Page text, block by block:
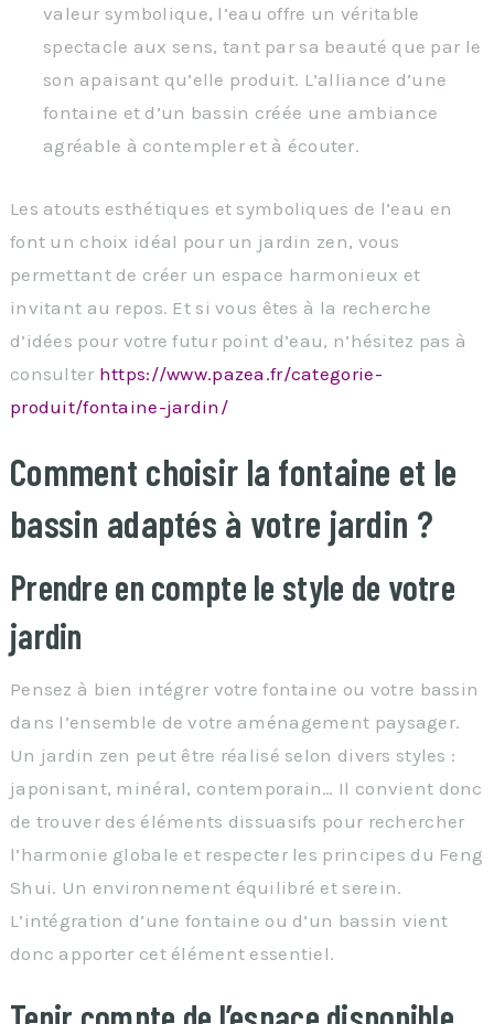
valeur symbolique, l’eau offre un véritable
spectacle aux sens, tant par sa beauté que par le
son apaisant qu’elle produit. L’alliance d’une
fontaine et d’un bassin créée une ambiance
agréable à contempler et à écouter.
Les atouts esthétiques et symboliques de l’eau en
font un choix idéal pour un jardin zen, vous
permettant de créer un espace harmonieux et
invitant au repos. Et si vous êtes à la recherche
d’idées pour votre futur point d’eau, n’hésitez pas à
consulter https://www.pazea.fr/categorie-
produit/fontaine-jardin/
Comment choisir la fontaine et le
bassin adaptés à votre jardin ?
Prendre en compte le style de votre
jardin
Pensez à bien intégrer votre fontaine ou votre bassin
dans l’ensemble de votre aménagement paysager.
Un jardin zen peut être réalisé selon divers styles :
japonisant, minéral, contemporain… Il convient donc
de trouver des éléments dissuasifs pour rechercher
l’harmonie globale et respecter les principes du Feng
Shui. Un environnement équilibré et serein.
L’intégration d’une fontaine ou d’un bassin vient
donc apporter cet élément essentiel.